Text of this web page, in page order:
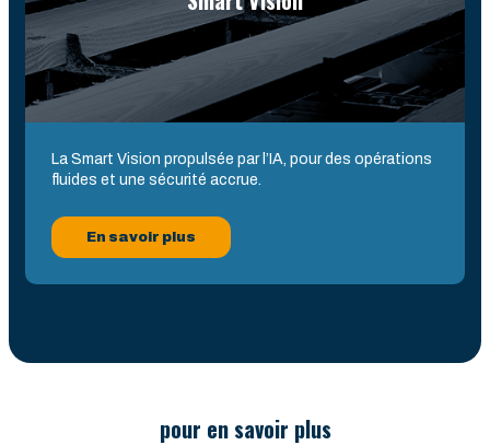
La Smart Vision propulsée par l’IA, pour des opérations
fluides et une sécurité accrue.
En savoir plus
pour en savoir plus